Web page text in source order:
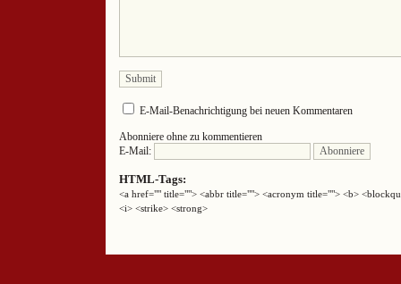
E-Mail-Benachrichtigung bei neuen Kommentaren
Abonniere ohne zu kommentieren
E-Mail:
HTML-Tags:
<a href="" title=""> <abbr title=""> <acronym title=""> <b>
<i> <strike> <strong>